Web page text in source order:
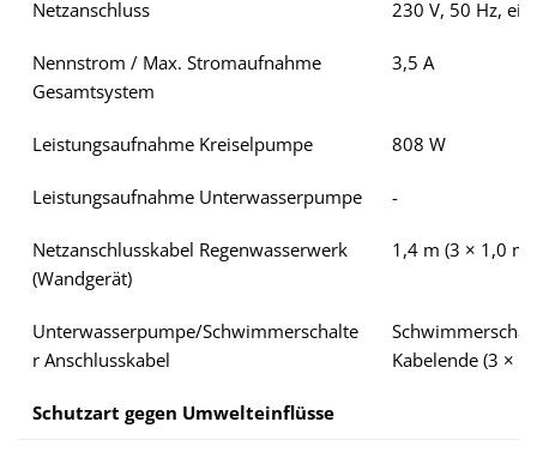
Netzanschluss 230 V, 50 Hz,
Nennstrom / Max. Stromaufnahme
Gesamtsystem
3,5 A
Leistungsaufnahme Kreiselpumpe 808 W
Leistungsaufnahme Unterwasserpumpe -
Netzanschlusskabel Regenwasserwerk
(Wandgerät)
1,4 m (3 × 1,0
Unterwasserpumpe/Schwimmerschalte
r Anschlusskabel
Kabelende (3 × 1
Schutzart gegen Umwelteinflüsse